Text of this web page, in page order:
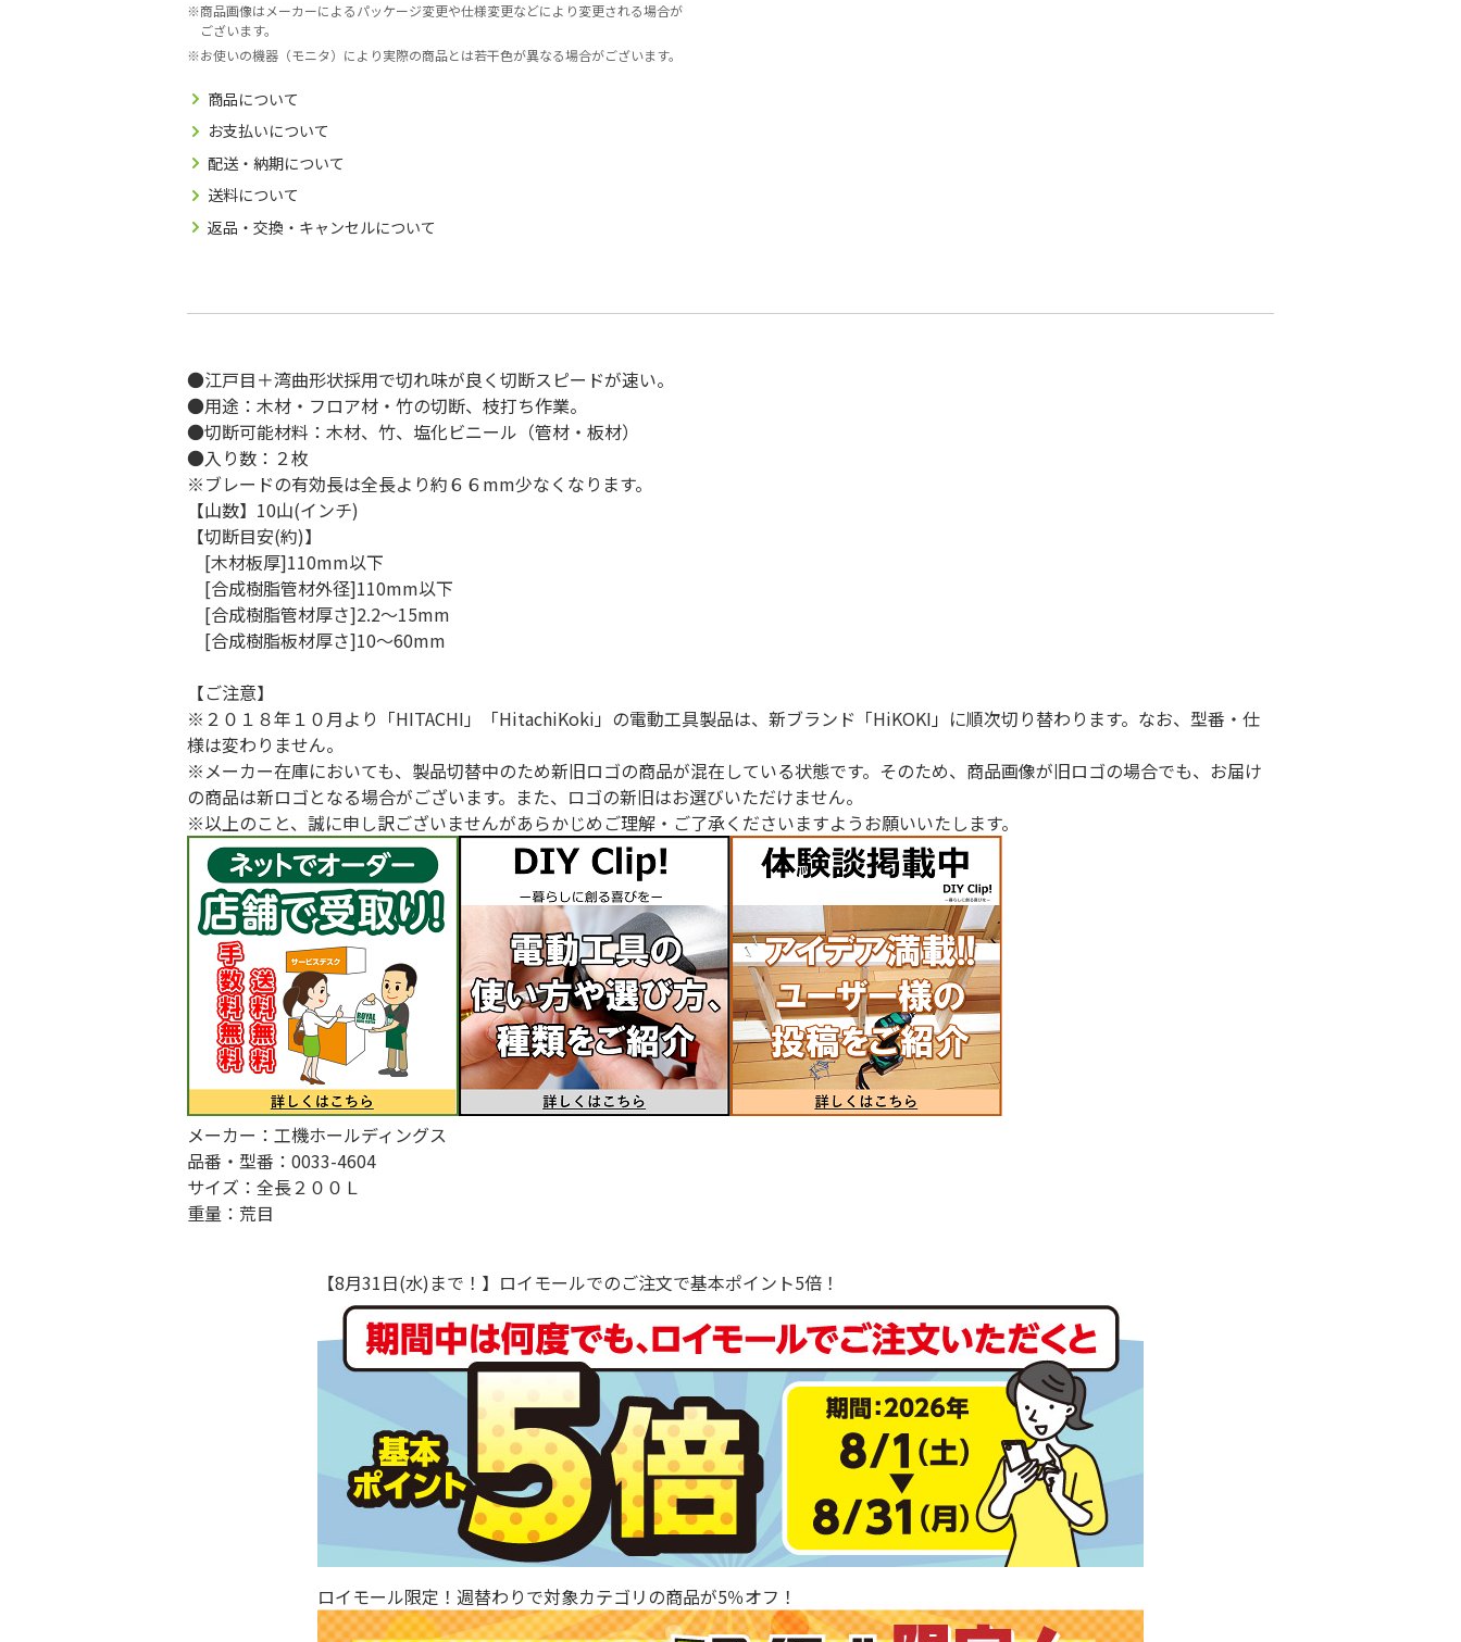
商品画像はメーカーによるパッケージ変更や仕様変更などにより変更される場合が
ございます。
お使いの機器（モニタ）により実際の商品とは若干色が異なる場合がございます。
商品について
お支払いについて
配送・納期について
送料について
返品・交換・キャンセルについて
●江戸目＋湾曲形状採用で切れ味が良く切断スピードが速い。
●用途：木材・フロア材・竹の切断、枝打ち作業。
●切断可能材料：木材、竹、塩化ビニール（管材・板材）
●入り数：２枚
※ブレードの有効長は全長より約６６mm少なくなります。
【山数】10山(インチ)
【切断目安(約)】
[木材板厚]110mm以下
[合成樹脂管材外径]110mm以下
[合成樹脂管材厚さ]2.2～15mm
[合成樹脂板材厚さ]10～60mm
【ご注意】
※２０１８年１０月より「HITACHI」「HitachiKoki」の電動工具製品は、新ブランド「HiKOKI」に順次切り替わります。なお、型番・仕
様は変わりません。
※メーカー在庫においても、製品切替中のため新旧ロゴの商品が混在している状態です。そのため、商品画像が旧ロゴの場合でも、お届け
の商品は新ロゴとなる場合がございます。また、ロゴの新旧はお選びいただけません。
※以上のこと、誠に申し訳ございませんがあらかじめご理解・ご了承くださいますようお願いいたします。
メーカー：工機ホールディングス
品番・型番：0033-4604
サイズ：全長２００Ｌ
重量：荒目
【8月31日(水)まで！】ロイモールでのご注文で基本ポイント5倍！
ロイモール限定！週替わりで対象カテゴリの商品が5％オフ！